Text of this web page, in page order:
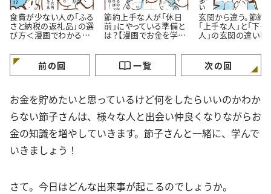
食費が少ない人の「ふる
さと納税の返礼品」の選
び方＜漫画でわかるお
節約上手な人が「休日
前」にやっている準備と
は？【漫画でお金を学
玄関から違う。節約
「上手な人」と「下
人」の玄関の違い【
前の回 一覧 次の回
お金を貯めたいと思っているけど何をしたらいいのかわか
らない節子さんは、様々な人と出会い仲良くなりながらお
金の知識を増やしていきます。節子さんと一緒に、学んで
いきましょう！
さて。今日はどんな出来事が起こるのでしょうか。